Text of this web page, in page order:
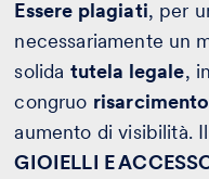
Essere plagiati, per
necessariamente un
solida tutela legale,
congruo risarcimento
aumento di visibilità.
GIOIELLI E